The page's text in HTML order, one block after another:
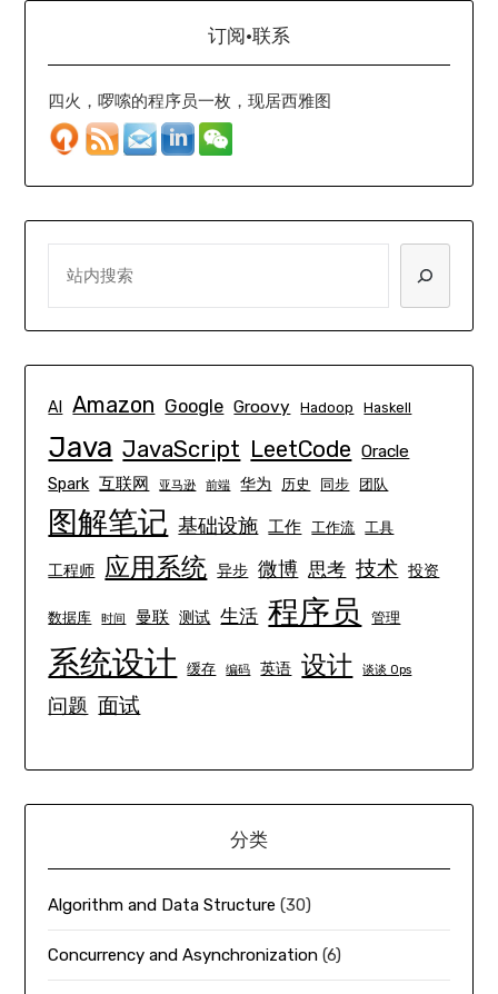
订阅·联系
四火，啰嗦的程序员一枚，现居西雅图
AI Amazon Google Groovy Hadoop Haskell
Java JavaScript LeetCode Oracle
Spark 互联网 亚马逊 前端 华为 历史 同步 团队
图解笔记 基础设施 工作 工作流 工具
工程师 应用系统 异步 微博 思考 技术 投资
数据库 时间 曼联 测试 生活 程序员 管理
系统设计 缓存 编码 英语 设计 谈谈 Ops
问题 面试
分类
Algorithm and Data Structure (30)
Concurrency and Asynchronization (6)